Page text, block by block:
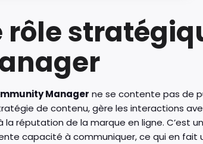
rôle
Manager ne se contente pas de
de contenu, gère les interactions
la réputation de la marque en ligne. C’est
capacité à communiquer, ce qui en fait